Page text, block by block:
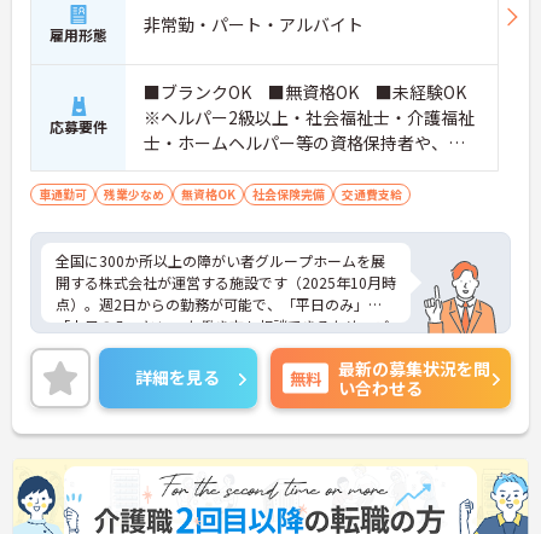
雇用形態 非常勤・パート・アルバイト
応募要件
■ブランクOK ■無資格OK ■未経験OK
※ヘルパー2級以上・社会福祉士・介護福祉
士・ホームヘルパー等の資格保持者や、福
祉系業務経験者、障害者支援施設経験者、
生活支援員、障害者支援員、就労支援員、
車通勤可 残業少なめ 無資格OK 社会保険完備 交通費支給
全国に300か所以上の障がい者グループホームを展
開する株式会社が運営する施設です（2025年10月時
点）。週2日からの勤務が可能で、「平日のみ」
「土日のみ」といった働き方も相談できるため、ご
自身のライフスタイルに合わせて柔軟に働けます。
ご家庭やプライベートとの両立、Wワークを希望さ
れる方にもぴったりです。未経験・無資格からスタ
ートできるお仕事で、入社後は先輩スタッフが1か
ら丁寧にサポートするため、安心して業務を始めら
れます。実際に20代から60代まで幅広い年代のスタ
ッフが活躍中です。ご興味のある方には、面接対策
ポイントなど、さらに詳細をお話ししますのでお気
軽にご相談ください！
詳細を見る 無料
最新の募集状況を問
い合わせる